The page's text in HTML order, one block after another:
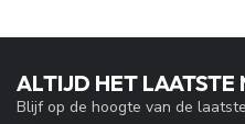
ALTIJD HET LAATSTE
Blijf op de hoogte van de